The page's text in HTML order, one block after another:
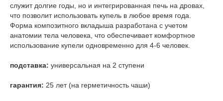
служит долгие годы, но и интегрированная печь на дровах,
что позволит использовать купель в любое время года.
Форма композитного вкладыша разработана с учетом
анатомии тела человека, что обеспечивает комфортное
использование купели одновременно для 4-6 человек.
подставка: универсальная на 2 ступени
гарантия: 25 лет (на герметичность чаши)